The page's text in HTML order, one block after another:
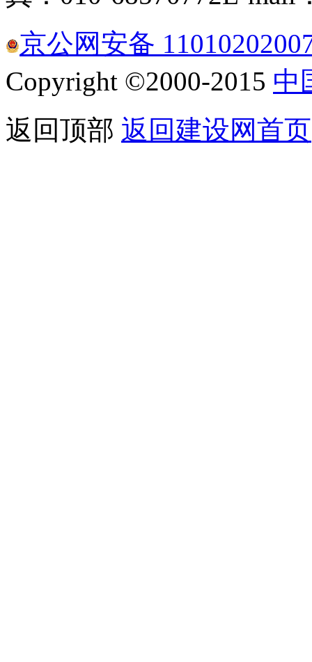
京公网安备
Copyright ©2000-2015 中
返回顶部 返回建设网首页